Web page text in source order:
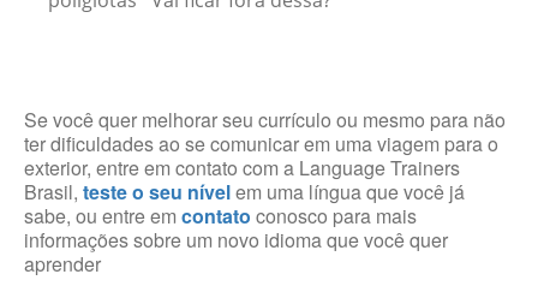
Se você quer melhorar seu currículo ou mesmo para não
ter dificuldades ao se comunicar em uma viagem para o
exterior, entre em contato com a Language Trainers
Brasil, teste o seu nívelem uma língua que você já
sabe, ou entre em contato conosco para mais
informações sobre um novo idioma que você quer
aprender